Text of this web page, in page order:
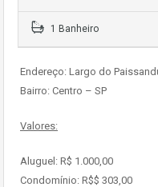
1 Banheiro
Endereço: Largo do
Bairro: Centro – SP
Valores:
Aluguel: R$ 1.000,00
Condomínio: R$$ 303,00